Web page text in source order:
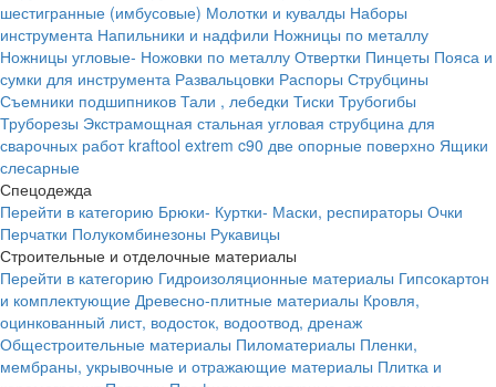
шестигранные (имбусовые) Молотки и кувалды Наборы
инструмента Напильники и надфили Ножницы по металлу
Ножницы угловые- Ножовки по металлу Отвертки Пинцеты Пояса и
сумки для инструмента Развальцовки Распоры Струбцины
Съемники подшипников Тали , лебедки Тиски Трубогибы
Труборезы Экстрамощная стальная угловая струбцина для
сварочных работ kraftool extrem c90 две опорные поверхно Ящики
слесарные
Спецодежда
Перейти в категорию Брюки- Куртки- Маски, респираторы Очки
Перчатки Полукомбинезоны Рукавицы
Строительные и отделочные материалы
Перейти в категорию Гидроизоляционные материалы Гипсокартон
и комплектующие Древесно-плитные материалы Кровля,
оцинкованный лист, водосток, водоотвод, дренаж
Общестроительные материалы Пиломатериалы Пленки,
мембраны, укрывочные и отражающие материалы Плитка и